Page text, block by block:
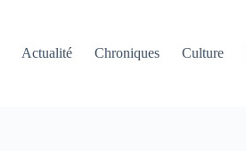
Actualité
Chroniques Culture